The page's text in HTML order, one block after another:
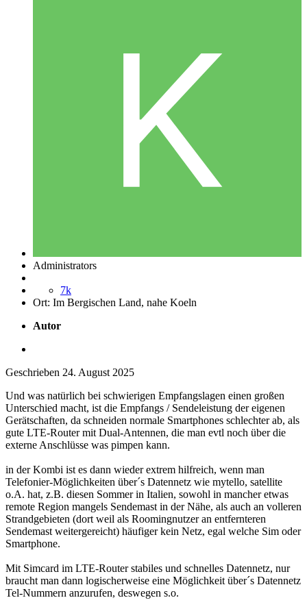
Administrators
7k
Ort: Im Bergischen Land, nahe Koeln
Autor
Geschrieben 24. August 2025
Und was natürlich bei schwierigen Empfangslagen einen großen
Unterschied macht, ist die Empfangs / Sendeleistung der eigenen
Gerätschaften, da schneiden normale Smartphones schlechter ab, als
gute LTE-Router mit Dual-Antennen, die man evtl noch über die
externe Anschlüsse was pimpen kann.
in der Kombi ist es dann wieder extrem hilfreich, wenn man
Telefonier-Möglichkeiten über´s Datennetz wie mytello, satellite
o.A. hat, z.B. diesen Sommer in Italien, sowohl in mancher etwas
remote Region mangels Sendemast in der Nähe, als auch an volleren
Strandgebieten (dort weil als Roomingnutzer an entfernteren
Sendemast weitergereicht) häufiger kein Netz, egal welche Sim oder
Smartphone.
Mit Simcard im LTE-Router stabiles und schnelles Datennetz, nur
braucht man dann logischerweise eine Möglichkeit über´s Datennetz
Tel-Nummern anzurufen, deswegen s.o.